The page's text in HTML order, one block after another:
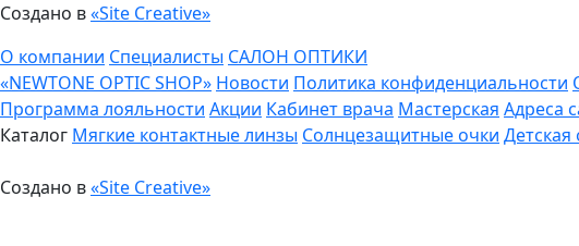
Создано в«Site Creative»
О компании Специалисты САЛОН ОПТИКИ
«NEWTONE OPTIC SHOP» Новости Политика конфиденциальности
Программа лояльности Акции Кабинет врача Мастерская Адреса
Каталог Мягкие контактные линзы Солнцезащитные очки Детская
Создано в«Site Creative»